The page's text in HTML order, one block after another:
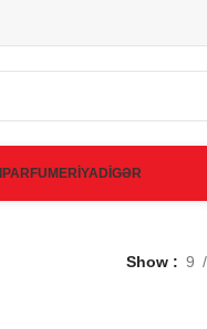
PARFUMERİYADİGƏR
Show 9